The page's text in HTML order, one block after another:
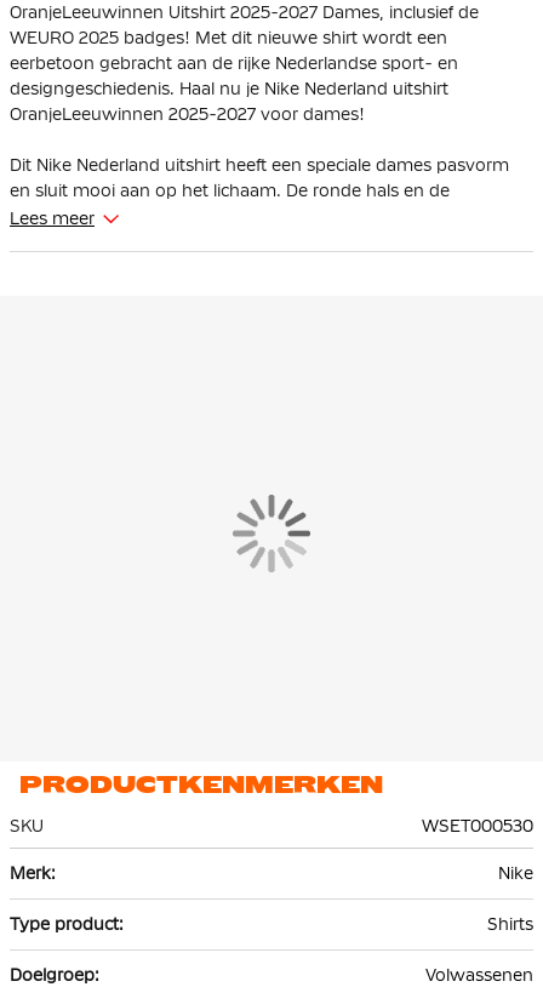
OranjeLeeuwinnen Uitshirt 2025-2027 Dames, inclusief de
WEURO 2025 badges! Met dit nieuwe shirt wordt een
eerbetoon gebracht aan de rijke Nederlandse sport- en
designgeschiedenis. Haal nu je Nike Nederland uitshirt
OranjeLeeuwinnen 2025-2027 voor dames!
Dit Nike Nederland uitshirt heeft een speciale dames pasvorm
en sluit mooi aan op het lichaam. De ronde hals en de
afgewerkte mouwen houden het shirt op zijn plek.
FIT technologie voert zweet weg van je huid voor snellere
verdamping, zodat je droog en comfortabel blijft.
Lees meer
PRODUCTKENMERKEN
SKU
WSET000530
informatie
Nike
Shirts
Volwassenen